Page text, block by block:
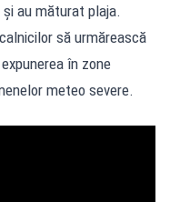
au măturat plaja.
să urmărească
în zone
meteo severe.